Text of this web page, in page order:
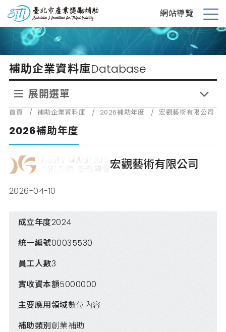
到
內
台北市產業獎勵補助 網站導覽
展
單
補助企業資料庫Database
展開選單
首頁 / 補助企業資料庫 / 2026補助年度 / 宏觀藝術有限公司
2026補助年度
宏觀藝術有限公司
2026-04-10
成立年度2024
統一編號00035530
員工人數3
實收資本額5000000
主要應用領域數位內容
補助類別創業補助